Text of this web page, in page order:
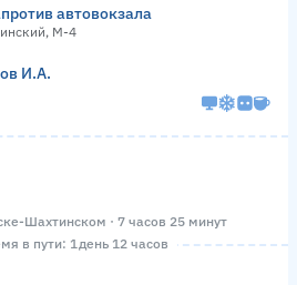
автовокзала
М-4
И.А.
Шахтинском · 7 часов 25 минут
в пути: 1 день 12 часов